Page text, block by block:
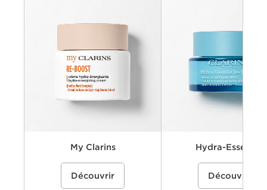
Principaux avantages
My Clarins
Une crème-gel hydratante à base
d'eau de coco bio et d'extrait de rose
Découvrir
Hydra-Essentiel
Une gamme de soins
contenant le Hyaluronic
Découvrir